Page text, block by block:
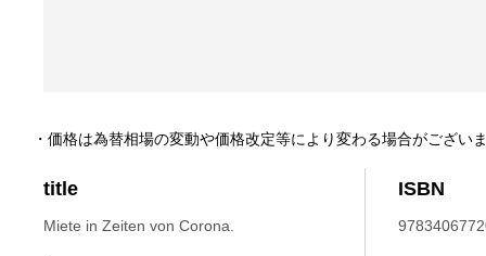
title
Miete in Zeiten von Corona.
ISBN
・価格は為替相場の変動や価格改定等により変わる場合がござい